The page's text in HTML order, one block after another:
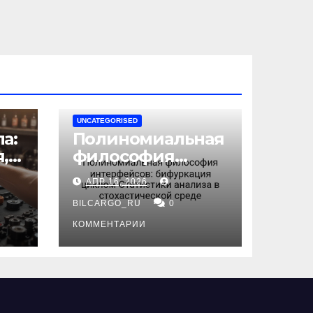
UNCATEGORISED
Полиномиальная
философия
интерфейсов:
бифуркация
циклом
Статистики
анализа в
среде
АПР 16, 2026
BILCARGO_RU 0
КОММЕНТАРИИ